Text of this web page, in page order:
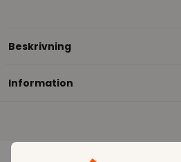
Beskrivning
Information